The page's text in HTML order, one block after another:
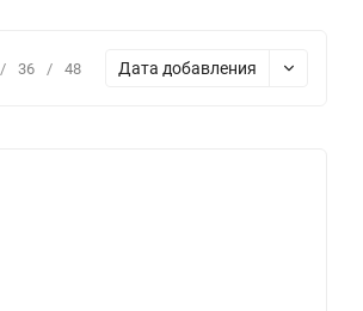
/ 36 / 48 Дата добавления